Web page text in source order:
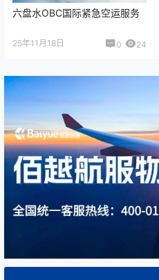
六盘水OBC国际紧急空运服务
25年11月18日 0 24